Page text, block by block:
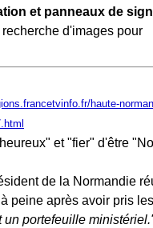
et panneaux de
haute-
et "fier" d'être
de la Normandie
peine après avoir pris
un portefeuille